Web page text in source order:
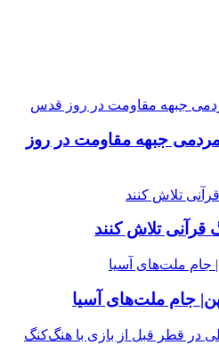
شناور مردمی جبهه مقاومت در روز
قرآنی تلاش کنند
جام ملت‌های آسیا